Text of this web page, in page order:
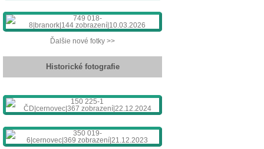
Ďalšie nové fotky >>
Historické fotografie